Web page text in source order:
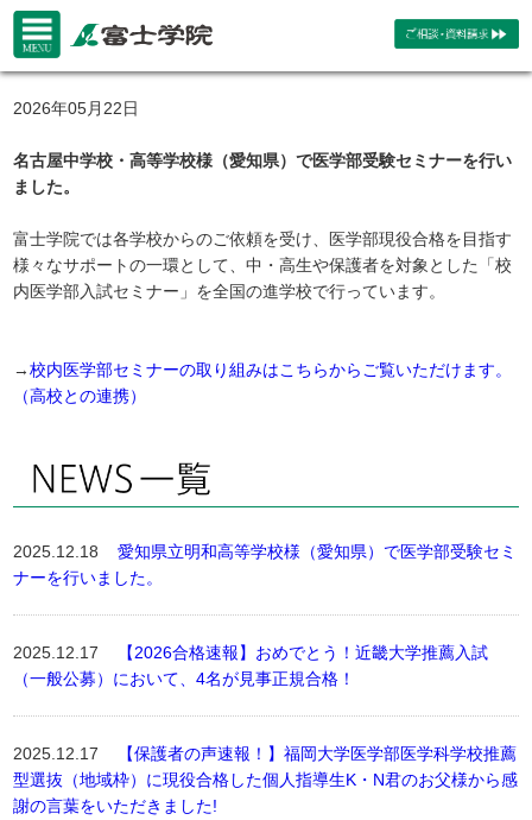
2026年05月22日
名古屋中学校・高等学校様（愛知県）で医学部受験セミナーを行い
ました。
富士学院では各学校からのご依頼を受け、医学部現役合格を目指す
様々なサポートの一環として、中・高生や保護者を対象とした「校
内医学部入試セミナー」を全国の進学校で行っています。
→校内医学部セミナーの取り組みはこちらからご覧いただけます。
（高校との連携）
2025.12.18愛知県立明和高等学校様（愛知県）で医学部受験セミ
ナーを行いました。
2025.12.17
【2026合格速報】おめでとう！近畿大学推薦入試
（一般公募）において、4名が見事正規合格！
2025.12.17
【保護者の声速報！】福岡大学医学部医学科学校推薦
型選抜（地域枠）に現役合格した個人指導生K・N君のお父様から感
謝の言葉をいただきました!